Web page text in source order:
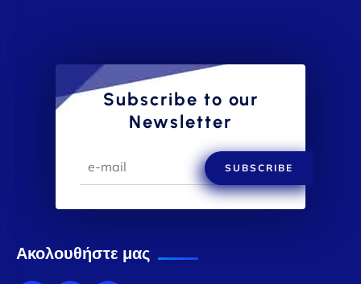
Subscribe to our
Newsletter
SUBSCRIBE
Ακολουθήστε μας